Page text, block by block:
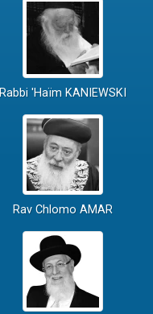
Rabbi 'Haïm KANIEWSKI
Rav Chlomo AMAR